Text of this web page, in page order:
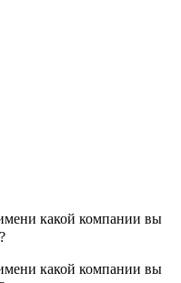
какой компании вы
какой компании вы